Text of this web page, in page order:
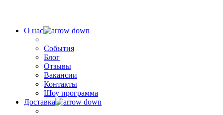
О нас
События
Блог
Отзывы
Вакансии
Контакты
Шоу программа
Доставка